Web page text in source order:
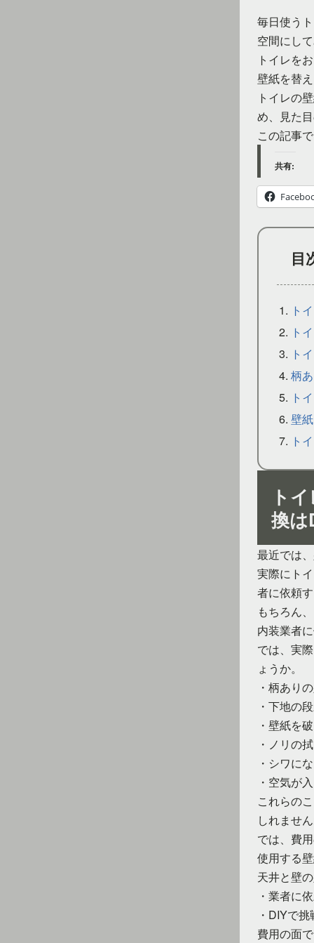
毎日使う
空間にし
トイレを
壁紙を替
トイレの
め、見た
この記事
共有:
目
ト
ト
ト
柄
ト
壁
ト
ト
換は
最近では
実際にト
者に依頼
もちろん
内装業者
では、実
ょうか。
・柄あり
・下地の
・壁紙を
・ノリの
・シワに
・空気が
これらの
しれませ
では、費
使用する
天井と壁
・業者に
・DIYで
費用の面